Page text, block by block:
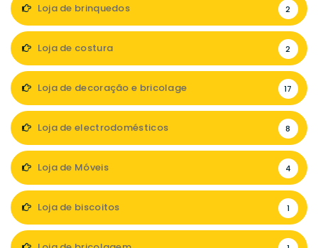
Loja de brinquedos 2
Loja de costura 2
Loja de decoração e bricolage 17
Loja de electrodomésticos 8
Loja de Móveis 4
Loja de biscoitos 1